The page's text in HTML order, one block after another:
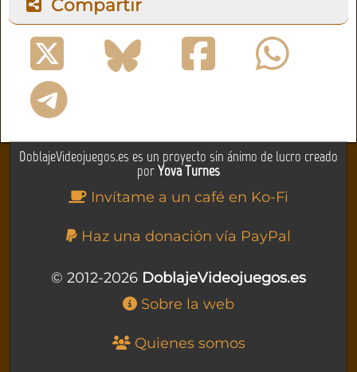
Compartir
DoblajeVideojuegos.es es un proyecto sin ánimo de lucro creado
porYova Turnes
Invítame a un café en Ko-Fi
Haz una donación vía PayPal
© 2012-2026 DoblajeVideojuegos.es
Sobre la web
Quienes somos